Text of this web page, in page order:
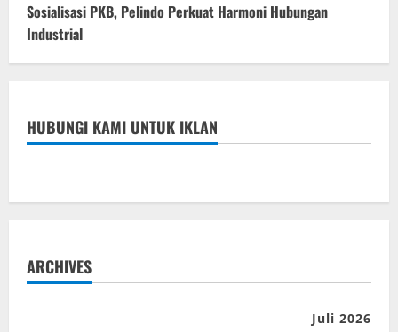
Sosialisasi PKB, Pelindo Perkuat Harmoni Hubungan
Industrial
HUBUNGI KAMI UNTUK IKLAN
ARCHIVES
Juli 2026